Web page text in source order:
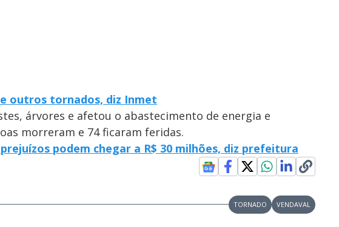
outros tornados, diz Inmet
árvores e afetou o abastecimento de energia e
morreram e 74 ficaram feridas.
podem chegar a R$ 30 milhões, diz prefeitura
TORNADO VENDAVAL